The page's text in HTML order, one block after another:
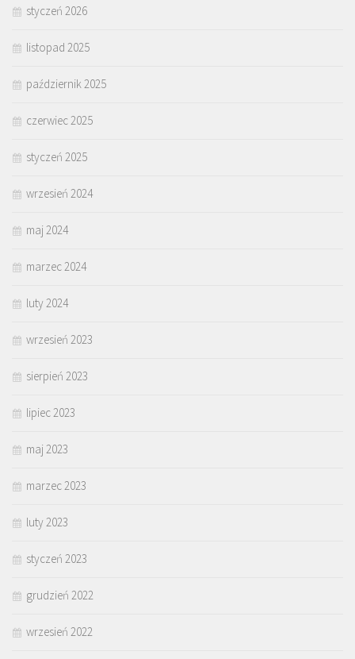
styczeń 2026
listopad 2025
październik 2025
czerwiec 2025
styczeń 2025
wrzesień 2024
maj 2024
marzec 2024
luty 2024
wrzesień 2023
sierpień 2023
lipiec 2023
maj 2023
marzec 2023
luty 2023
styczeń 2023
grudzień 2022
wrzesień 2022